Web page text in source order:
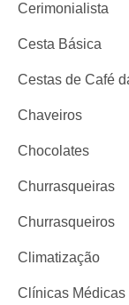
Cerimonialista
Cesta Básica
Cestas de Café
Chaveiros
Chocolates
Churrasqueiras
Churrasqueiros
Climatização
Clínicas Médicas